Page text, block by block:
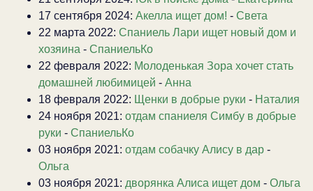
17 сентября 2024: Акелла ищет дом! - Света
22 марта 2022: Спаниель Лари ищет новый дом и
хозяина - СпаниельКо
22 февраля 2022: Молоденькая Зора хочет стать
домашней любимицей - Анна
18 февраля 2022: Щенки в добрые руки - Наталия
24 ноября 2021: отдам спаниеля Симбу в добрые
руки - СпаниельКо
03 ноября 2021: отдам собачку Алису в дар -
Ольга
03 ноября 2021: дворянка Алиса ищет дом - Ольга